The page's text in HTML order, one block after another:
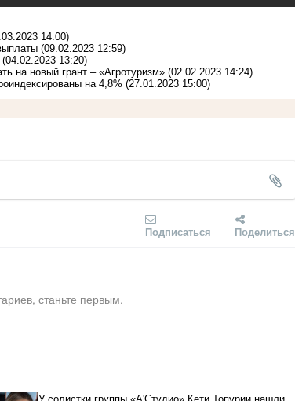
14:00)
(09.02.2023 12:59)
(04.02.2023 13:20)
на новый грант – «Агротуризм» (02.02.2023 14:24)
на 4,8% (27.01.2023 15:00)
Подписаться Поделиться
станьте первым.